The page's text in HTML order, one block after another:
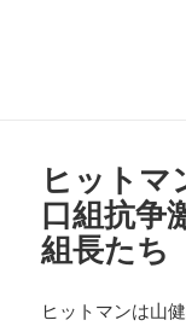
ヒットマ
口組抗争
組長たち
ヒットマンは山